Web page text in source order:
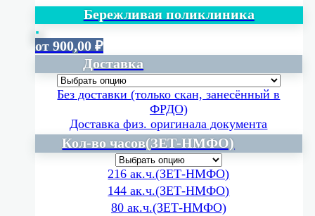
Бережливая поликлиника
от 900,00 ₽
Доставка
Без доставки (только скан, занесённый в
ФРДО)
Доставка физ. оригинала документа
Кол-во часов(ЗЕТ-НМФО)
216 ак.ч.(ЗЕТ-НМФО)
144 ак.ч.(ЗЕТ-НМФО)
80 ак.ч.(ЗЕТ-НМФО)